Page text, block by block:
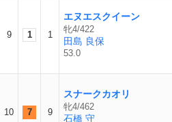
9 1 1
エヌエスクイーン
牝4/422
田島 良保
53.0
10 7 9
スナークカオリ
牝4/462
石橋 守